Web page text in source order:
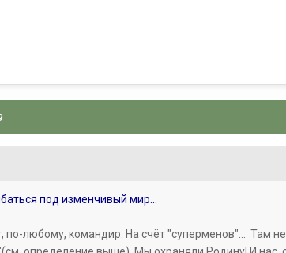
под изменчивый мир...
по-любому, командир. На счёт "суперменов"... Там